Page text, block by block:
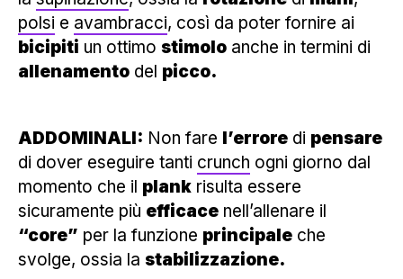
polsi e avambracci, così da poter fornire ai
bicipiti un ottimo stimolo anche in termini di
allenamento del picco.
ADDOMINALI: Non fare l’errore di pensare
di dover eseguire tanti crunch ogni giorno dal
momento che il plank risulta essere
sicuramente più efficace nell’allenare il
“core” per la funzione principale che
svolge, ossia la stabilizzazione.